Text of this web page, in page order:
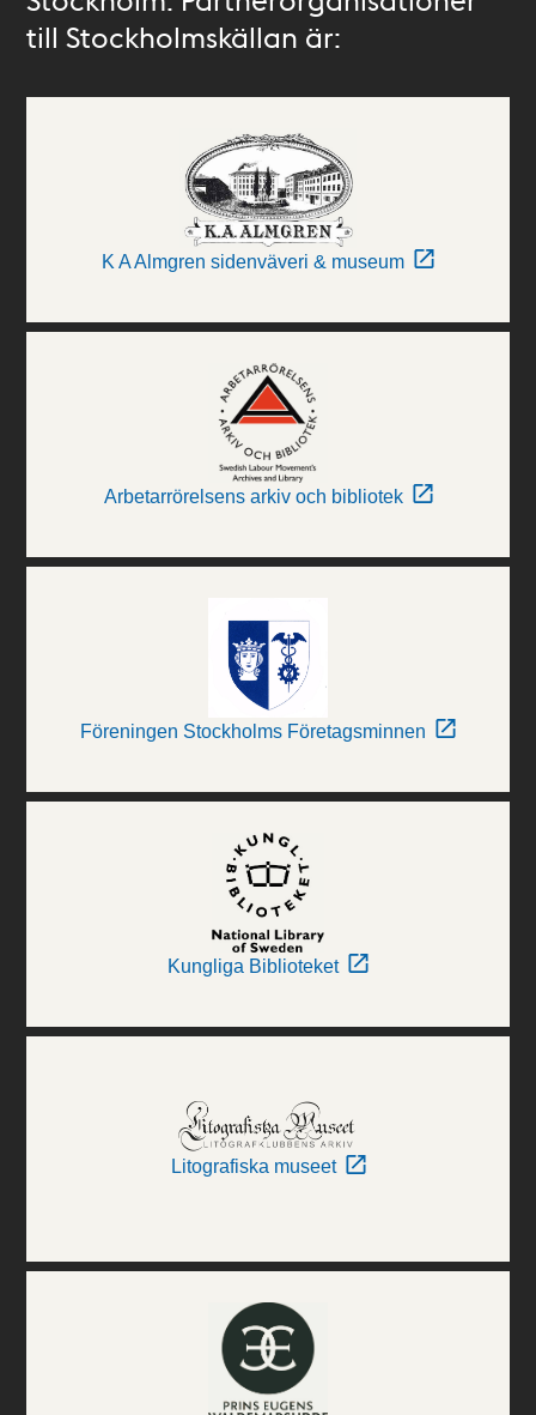
till Stockholmskällan är:
K A Almgren sidenväveri & museum
Arbetarrörelsens arkiv och bibliotek
Föreningen Stockholms Företagsminnen
Kungliga Biblioteket
Litografiska museet